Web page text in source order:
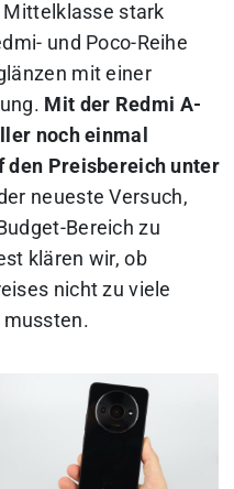
Mittelklasse stark
und Poco-Reihe
mit einer
Mit der Redmi A-
noch einmal
den Preisbereich unter
neueste Versuch,
Bereich zu
klären wir, ob
nicht zu viele